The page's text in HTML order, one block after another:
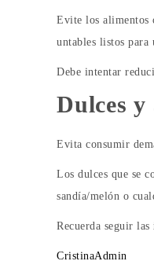
Evite los alimentos
untables listos para
Debe intentar
Dulces y
Evita consumir
Los dulces que se
sandía/melón o
Recuerda seguir las
CristinaAdmin